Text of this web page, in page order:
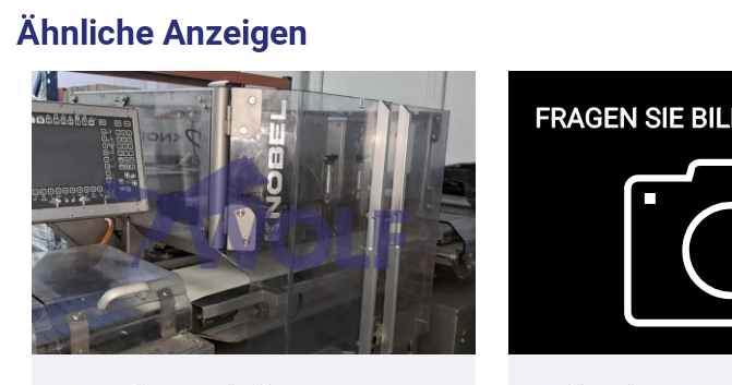
Ähnliche Anzeigen